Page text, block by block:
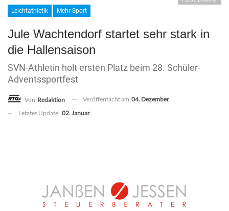
Leichtathletik Mehr Sport
Jule Wachtendorf startet sehr stark in
die Hallensaison
SVN-Athletin holt ersten Platz beim 28. Schüler-
Adventssportfest
Von Redaktion Veröffentlicht am 04. Dezember
Letztes Update: 02. Januar